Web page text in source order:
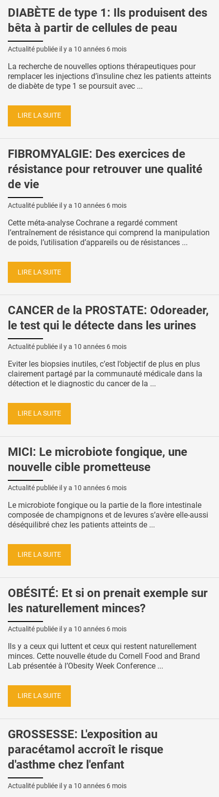
DIABÈTE de type 1: Ils produisent des
bêta à partir de cellules de peau
Actualité publiée il y a 10 années 6 mois
La recherche de nouvelles options thérapeutiques pour
remplacer les injections d’insuline chez les patients atteints
de diabète de type 1 se poursuit avec ...
LIRE LA SUITE
FIBROMYALGIE: Des exercices de
résistance pour retrouver une qualité
de vie
Actualité publiée il y a 10 années 6 mois
Cette méta-analyse Cochrane a regardé comment
l’entraînement de résistance qui comprend la manipulation
de poids, l’utilisation d’appareils ou de résistances ...
LIRE LA SUITE
CANCER de la PROSTATE: Odoreader,
le test qui le détecte dans les urines
Actualité publiée il y a 10 années 6 mois
Eviter les biopsies inutiles, c’est l’objectif de plus en plus
clairement partagé par la communauté médicale dans la
détection et le diagnostic du cancer de la ...
LIRE LA SUITE
MICI: Le microbiote fongique, une
nouvelle cible prometteuse
Actualité publiée il y a 10 années 6 mois
Le microbiote fongique ou la partie de la flore intestinale
composée de champignons et de levures s’avère elle-aussi
déséquilibré chez les patients atteints de ...
LIRE LA SUITE
OBÉSITÉ: Et si on prenait exemple sur
les naturellement minces?
Actualité publiée il y a 10 années 6 mois
Ils y a ceux qui luttent et ceux qui restent naturellement
minces. Cette nouvelle étude du Cornell Food and Brand
Lab présentée à l’Obesity Week Conference ...
LIRE LA SUITE
GROSSESSE: L'exposition au
paracétamol accroît le risque
d'asthme chez l'enfant
Actualité publiée il y a 10 années 6 mois